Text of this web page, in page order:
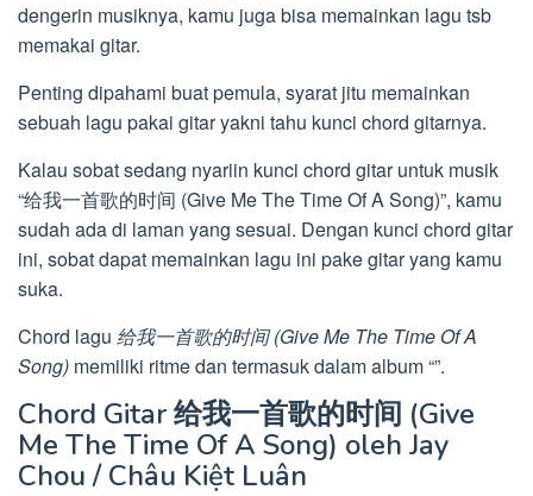
dengerin musiknya, kamu juga bisa memainkan lagu tsb
memakai gitar.
Penting dipahami buat pemula, syarat jitu memainkan
sebuah lagu pakai gitar yakni tahu kunci chord gitarnya.
Kalau sobat sedang nyariin kunci chord gitar untuk musik
“给我一首歌的时间 (Give Me The Time Of A Song)”, kamu
sudah ada di laman yang sesuai. Dengan kunci chord gitar
ini, sobat dapat memainkan lagu ini pake gitar yang kamu
suka.
Chord lagu 给我一首歌的时间 (Give Me The Time Of A
Song) memiliki ritme dan termasuk dalam album “”.
Chord Gitar 给我一首歌的时间 (Give
Me The Time Of A Song) oleh Jay
Chou / Châu Kiệt Luân